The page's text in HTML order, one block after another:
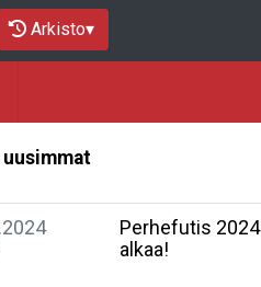
Arkisto▾
uusimmat
Perhefutis 2024
alkaa!